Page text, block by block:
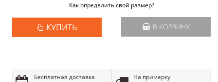
Как определить свой размер?
КУПИТЬ В КОРЗИНУ
Бесплатная доставка
На примерку